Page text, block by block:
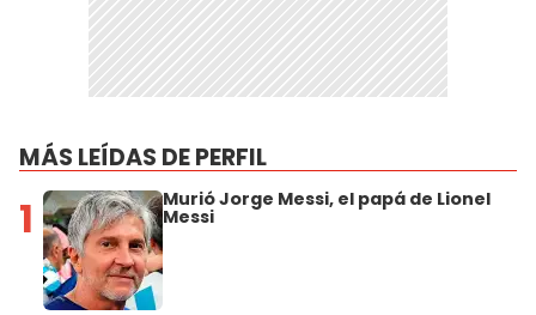
MÁS LEÍDAS DE PERFIL
1 Murió Jorge Messi, el papá de Lionel
Messi